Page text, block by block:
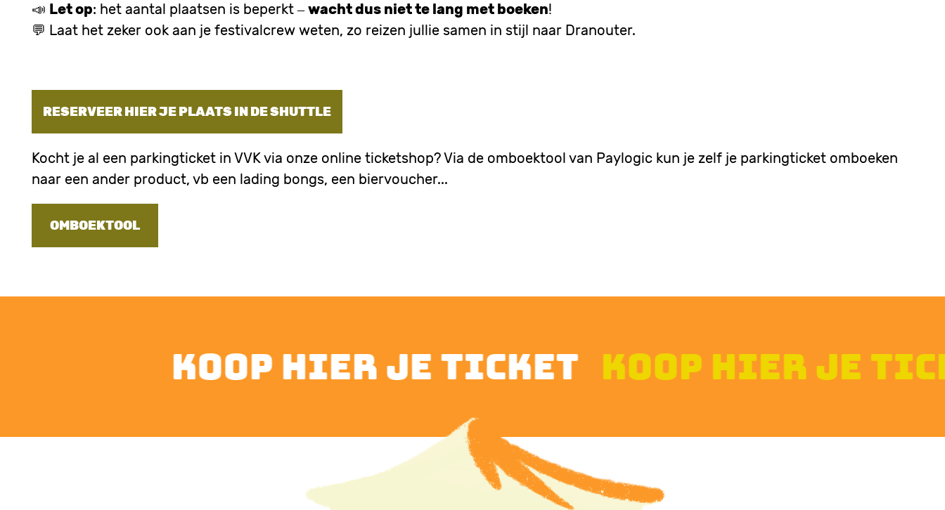
📣 Let op: het aantal plaatsen is beperkt –wacht dus niet te lang met boeken!
💬 Laat het zeker ook aan je festivalcrew weten, zo reizen jullie samen in stijl naar Dranouter.
RESERVEER HIER JE PLAATS IN DE SHUTTLE
Kocht je al een parkingticket in VVK via onze online ticketshop? Via de omboektool van Paylogic kun je zelf je parkingticket omboeken
naar een ander product, vb een lading bongs, een biervoucher...
OMBOEKTOOL
koop hier je ticket koop hier je